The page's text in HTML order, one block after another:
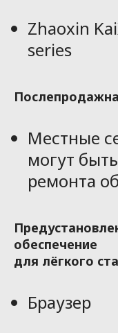
Zhaoxin
series
Местные
могут
ремонта
обеспечение
для лёгкого
Браузер